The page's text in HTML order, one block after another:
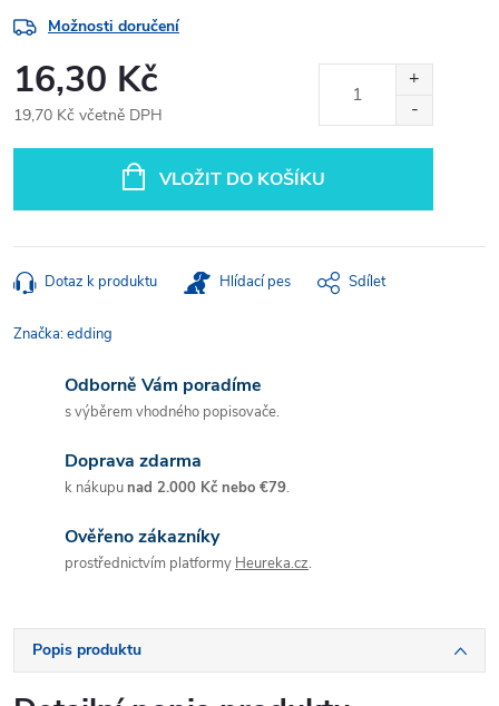
Možnosti doručení
16,30 Kč
19,70 Kč včetně DPH
VLOŽIT DO KOŠÍKU
Dotaz k produktu Hlídací pes Sdílet
Značka:edding
Odborně Vám poradíme
s výběrem vhodného popisovače.
Doprava zdarma
k nákupunad 2.000 Kč nebo €79.
Ověřeno zákazníky
prostřednictvím platformy Heureka.cz.
Popis produktu